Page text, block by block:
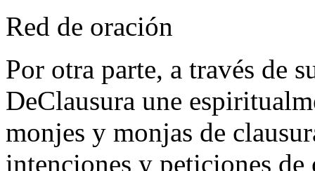
Red de oración
Por otra parte, a través de
DeClausura une
monjes y monjas de
intenciones y peticiones